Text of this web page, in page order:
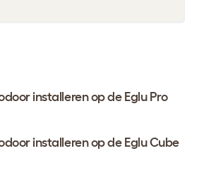
installeren op de Eglu Pro
installeren op de Eglu Cube